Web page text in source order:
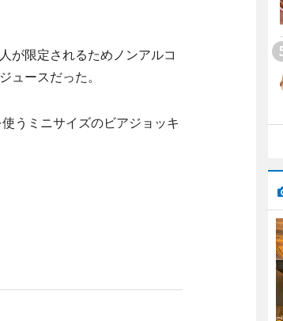
が限定されるためノンアルコ
ュースだった。
うミニサイズのビアジョッキ